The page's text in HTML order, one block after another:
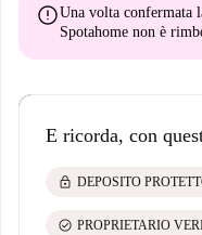
errorUna volta confermata
Spotahome non è
E ricorda, con
lock DEPOSITO
check_circle PROPRIETARIO